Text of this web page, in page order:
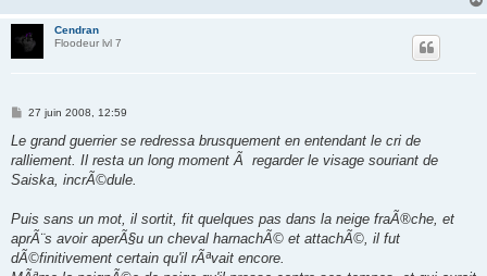
Cendran
Floodeur lvl 7
M
s
a
g
27 juin 2008, 12:59
Le grand guerrier se redressa brusquement en entendant le cri de
ralliement. Il resta un long moment Ã regarder le visage souriant de
Saiska, incrÃ©dule.
Puis sans un mot, il sortit, fit quelques pas dans la neige fraÃ®che, et
aprÃ¨s avoir aperÃ§u un cheval harnachÃ© et attachÃ©, il fut
dÃ©finitivement certain qu'il rÃªvait encore.